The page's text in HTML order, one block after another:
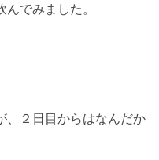
でみました。
、２日目からはなんだか